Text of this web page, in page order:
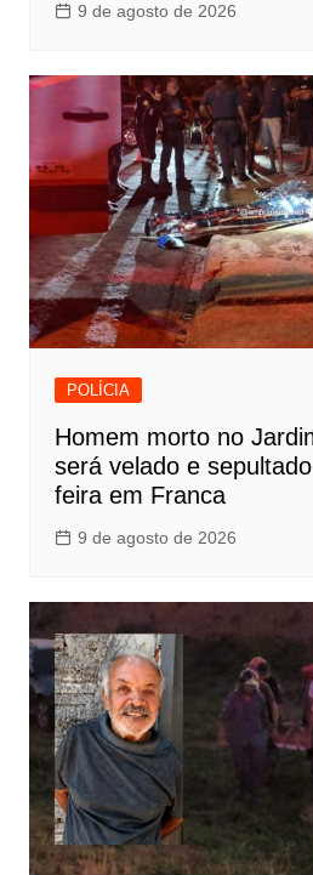
9 de agosto de 2026
POLÍCIA
Homem morto no
será velado e
feira em Franca
9 de agosto de 2026